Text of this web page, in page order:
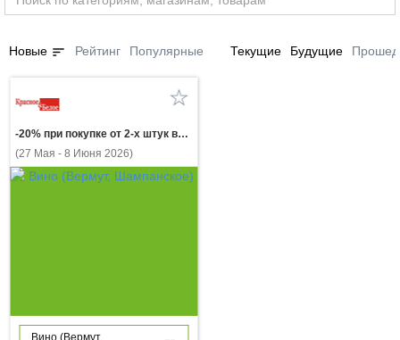
Новые sort Рейтинг Популярные Текущие Будущие
-20% при покупке от 2-х штук вино ШАТО МАНАВИ в ассортименте 0.75л
(27 Мая - 8 Июня 2026)